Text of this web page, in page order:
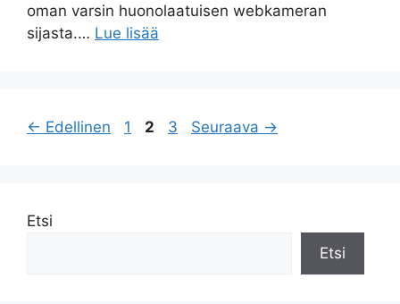
oman varsin huonolaatuisen webkameran
sijasta.… Lue lisää
← Edellinen Sivu
1 Sivu
2 Sivu
3 Seuraava →
Etsi
Etsi